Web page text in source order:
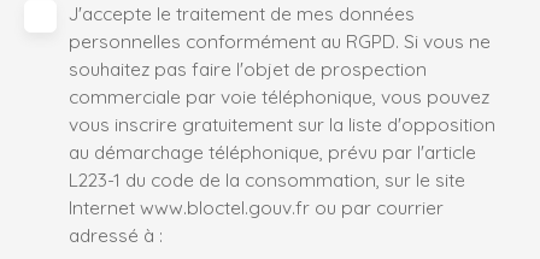
J'accepte le traitement de mes données
personnelles conformément au RGPD. Si vous ne
souhaitez pas faire l'objet de prospection
commerciale par voie téléphonique, vous pouvez
vous inscrire gratuitement sur la liste d'opposition
au démarchage téléphonique, prévu par l'article
L223-1 du code de la consommation, sur le site
Internet www.bloctel.gouv.fr ou par courrier
adressé à :